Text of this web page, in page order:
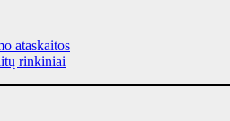
ataskaitos
rinkiniai